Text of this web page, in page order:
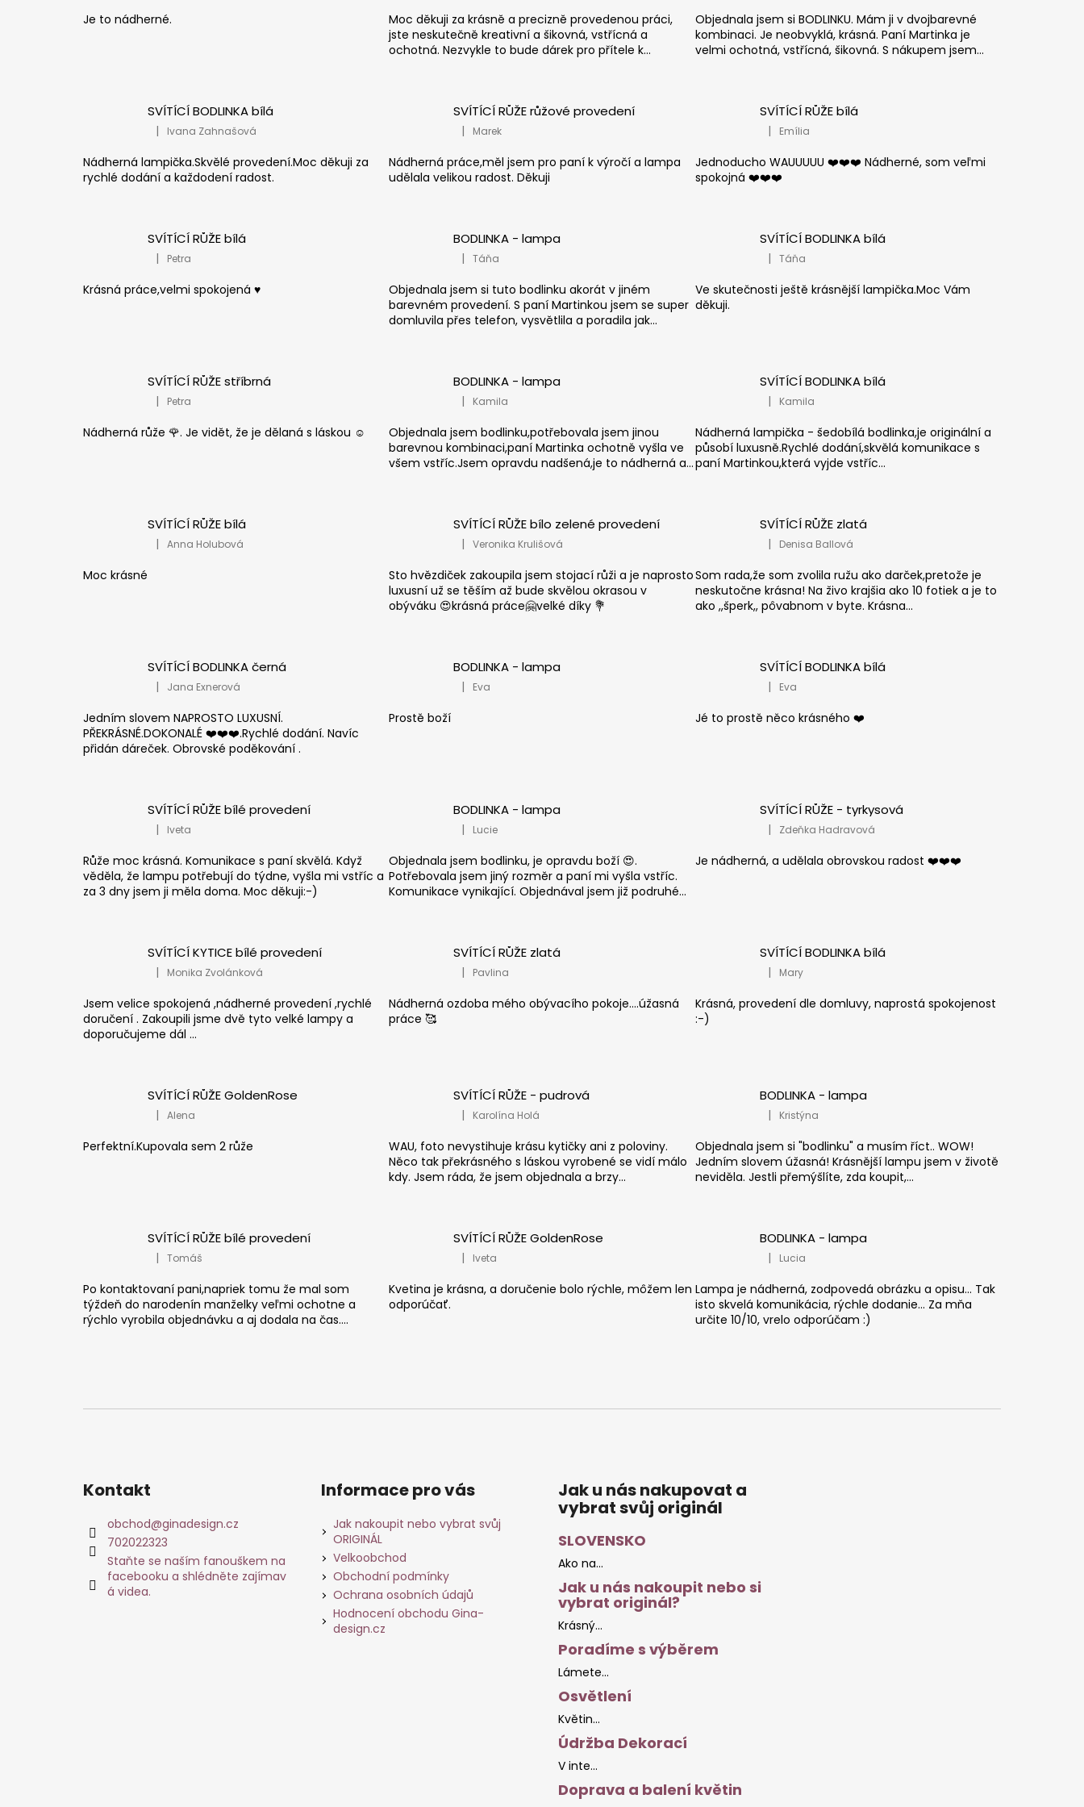
Je to nádherné.
Moc děkuji za krásně a precizně provedenou práci,
jste neskutečně kreativní a šikovná, vstřícná a
ochotná. Nezvykle to bude dárek pro přítele k...
Objednala jsem si BODLINKU. Mám ji v dvojbarevné
kombinaci. Je neobvyklá, krásná. Paní Martinka je
velmi ochotná, vstřícná, šikovná. S nákupem jsem...
SVÍTÍCÍ BODLINKA bílá
Hodnocení produktu je 5 z 5 hvězdiček.
| Ivana Zahnašová
Nádherná lampička.Skvělé provedení.Moc děkuji za
rychlé dodání a každodení radost.
SVÍTÍCÍ RŮŽE růžové provedení
Hodnocení produktu je 5 z 5 hvězdiček.
| Marek
Nádherná práce,měl jsem pro paní k výročí a lampa
udělala velikou radost. Děkuji
SVÍTÍCÍ RŮŽE bílá
Hodnocení produktu je 5 z 5 hvězdiček.
| Emília
Jednoducho WAUUUUU ❤️❤️❤️ Nádherné, som veľmi
spokojná ❤️❤️❤️
SVÍTÍCÍ RŮŽE bílá
Hodnocení produktu je 5 z 5 hvězdiček.
| Petra
Krásná práce,velmi spokojená ♥️
BODLINKA - lampa
Hodnocení produktu je 5 z 5 hvězdiček.
| Táňa
Objednala jsem si tuto bodlinku akorát v jiném
barevném provedení. S paní Martinkou jsem se super
domluvila přes telefon, vysvětlila a poradila jak...
SVÍTÍCÍ BODLINKA bílá
Hodnocení produktu je 5 z 5 hvězdiček.
| Táňa
Ve skutečnosti ještě krásnější lampička.Moc Vám
děkuji.
SVÍTÍCÍ RŮŽE stříbrná
Hodnocení produktu je 5 z 5 hvězdiček.
| Petra
Nádherná růže 🌹. Je vidět, že je dělaná s láskou ☺️
BODLINKA - lampa
Hodnocení produktu je 5 z 5 hvězdiček.
| Kamila
Objednala jsem bodlinku,potřebovala jsem jinou
barevnou kombinaci,paní Martinka ochotně vyšla ve
všem vstříc.Jsem opravdu nadšená,je to nádherná a...
SVÍTÍCÍ BODLINKA bílá
Hodnocení produktu je 5 z 5 hvězdiček.
| Kamila
Nádherná lampička - šedobílá bodlinka,je originální a
působí luxusně.Rychlé dodání,skvělá komunikace s
paní Martinkou,která vyjde vstříc...
SVÍTÍCÍ RŮŽE bílá
Hodnocení produktu je 5 z 5 hvězdiček.
| Anna Holubová
Moc krásné
SVÍTÍCÍ RŮŽE bílo zelené provedení
Hodnocení produktu je 5 z 5 hvězdiček.
| Veronika Krulišová
Sto hvězdiček zakoupila jsem stojací růži a je naprosto
luxusní už se těším až bude skvělou okrasou v
obýváku 😍krásná práce🤗velké díky 💐
SVÍTÍCÍ RŮŽE zlatá
Hodnocení produktu je 5 z 5 hvězdiček.
| Denisa Ballová
Som rada,že som zvolila ružu ako darček,pretože je
neskutočne krásna! Na živo krajšia ako 10 fotiek a je to
ako ,,šperk,, pôvabnom v byte. Krásna...
SVÍTÍCÍ BODLINKA černá
Hodnocení produktu je 5 z 5 hvězdiček.
| Jana Exnerová
Jedním slovem NAPROSTO LUXUSNÍ.
PŘEKRÁSNÉ.DOKONALÉ ❤️❤️❤️.Rychlé dodání. Navíc
přidán dáreček. Obrovské poděkování .
BODLINKA - lampa
Hodnocení produktu je 5 z 5 hvězdiček.
| Eva
Prostě boží
SVÍTÍCÍ BODLINKA bílá
Hodnocení produktu je 5 z 5 hvězdiček.
| Eva
Jé to prostě něco krásného ❤️
SVÍTÍCÍ RŮŽE bílé provedení
Hodnocení produktu je 5 z 5 hvězdiček.
| Iveta
Růže moc krásná. Komunikace s paní skvělá. Když
věděla, že lampu potřebují do týdne, vyšla mi vstříc a
za 3 dny jsem ji měla doma. Moc děkuji:-)
BODLINKA - lampa
Hodnocení produktu je 5 z 5 hvězdiček.
| Lucie
Objednala jsem bodlinku, je opravdu boží 😍.
Potřebovala jsem jiný rozměr a paní mi vyšla vstříc.
Komunikace vynikající. Objednával jsem již podruhé...
SVÍTÍCÍ RŮŽE - tyrkysová
Hodnocení produktu je 5 z 5 hvězdiček.
| Zdeňka Hadravová
Je nádherná, a udělala obrovskou radost ❤️❤️❤️
SVÍTÍCÍ KYTICE bílé provedení
Hodnocení produktu je 5 z 5 hvězdiček.
| Monika Zvolánková
Jsem velice spokojená ,nádherné provedení ,rychlé
doručení . Zakoupili jsme dvě tyto velké lampy a
doporučujeme dál ...
SVÍTÍCÍ RŮŽE zlatá
Hodnocení produktu je 5 z 5 hvězdiček.
| Pavlina
Nádherná ozdoba mého obývacího pokoje....úžasná
práce 🥰
SVÍTÍCÍ BODLINKA bílá
Hodnocení produktu je 5 z 5 hvězdiček.
| Mary
Krásná, provedení dle domluvy, naprostá spokojenost
:-)
SVÍTÍCÍ RŮŽE GoldenRose
Hodnocení produktu je 5 z 5 hvězdiček.
| Alena
Perfektní.Kupovala sem 2 růže
SVÍTÍCÍ RŮŽE - pudrová
Hodnocení produktu je 5 z 5 hvězdiček.
| Karolína Holá
WAU, foto nevystihuje krásu kytičky ani z poloviny.
Něco tak překrásného s láskou vyrobené se vidí málo
kdy. Jsem ráda, že jsem objednala a brzy...
BODLINKA - lampa
Hodnocení produktu je 5 z 5 hvězdiček.
| Kristýna
Objednala jsem si "bodlinku" a musím říct.. WOW!
Jedním slovem úžasná! Krásnější lampu jsem v životě
neviděla. Jestli přemýšlíte, zda koupit,...
SVÍTÍCÍ RŮŽE bílé provedení
Hodnocení produktu je 5 z 5 hvězdiček.
| Tomáš
Po kontaktovaní pani,napriek tomu že mal som
týždeň do narodenín manželky veľmi ochotne a
rýchlo vyrobila objednávku a aj dodala na čas....
SVÍTÍCÍ RŮŽE GoldenRose
Hodnocení produktu je 5 z 5 hvězdiček.
| Iveta
Kvetina je krásna, a doručenie bolo rýchle, môžem len
odporúčať.
BODLINKA - lampa
Hodnocení produktu je 5 z 5 hvězdiček.
| Lucia
Lampa je nádherná, zodpovedá obrázku a opisu... Tak
isto skvelá komunikácia, rýchle dodanie... Za mňa
určite 10/10, vrelo odporúčam :)
Kontakt
obchod@ginadesign.cz
702022323
Staňte se naším fanouškem na
facebooku a shlédněte zajímav
á videa.
Informace pro vás
Jak nakoupit nebo vybrat svůj
ORIGINÁL
Velkoobchod
Obchodní podmínky
Ochrana osobních údajů
Hodnocení obchodu Gina-
design.cz
Jak u nás nakupovat a
vybrat svůj originál
SLOVENSKO
Ako na...
Jak u nás nakoupit nebo si
vybrat originál?
Krásný...
Poradíme s výběrem
Lámete...
Osvětlení
Květin...
Údržba Dekorací
V inte...
Doprava a balení květin